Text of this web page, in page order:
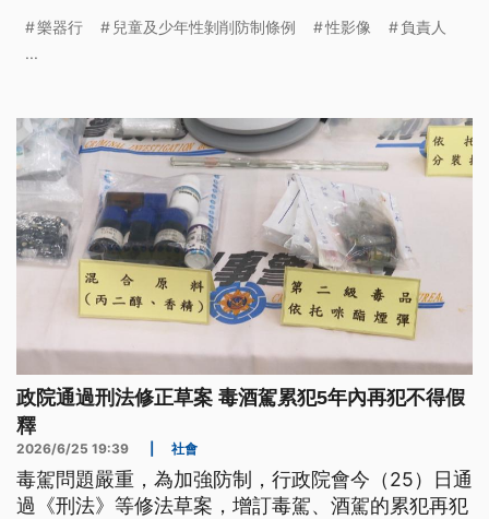
樂器行 兒童及少年性剝削防制條例 性影像
負責人
...
政院通過刑法修正草案 毒酒駕累犯5年內再犯不得假
釋
2026/6/25 19:39 社會
毒駕問題嚴重，為加強防制，行政院會今（25）日通
過《刑法》等修法草案，增訂毒駕、酒駕的累犯再犯